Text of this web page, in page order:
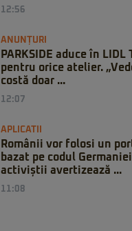
12:56
ANUNȚURI
PARKSIDE aduce în LIDL
pentru orice atelier.
costă doar ...
12:07
APLICATII
Românii vor folosi un
bazat pe codul
activiștii avertizează ...
11:08